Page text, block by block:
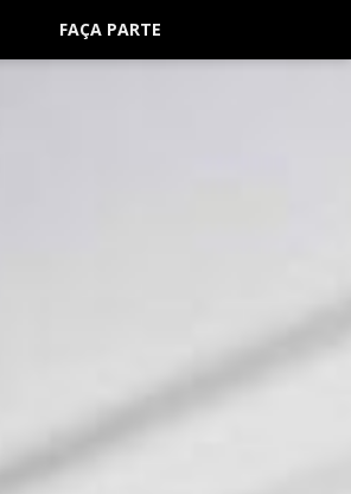
FAÇA PARTE